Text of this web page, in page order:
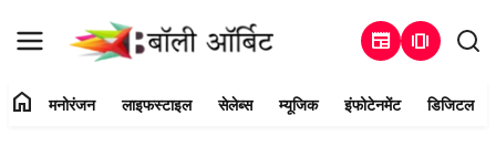
newspaper amp_stories
Register
home मनोरंजन लाइफस्टाइल सेलेब्स म्यूजिक इंफोटेनमेंट डिजिटल